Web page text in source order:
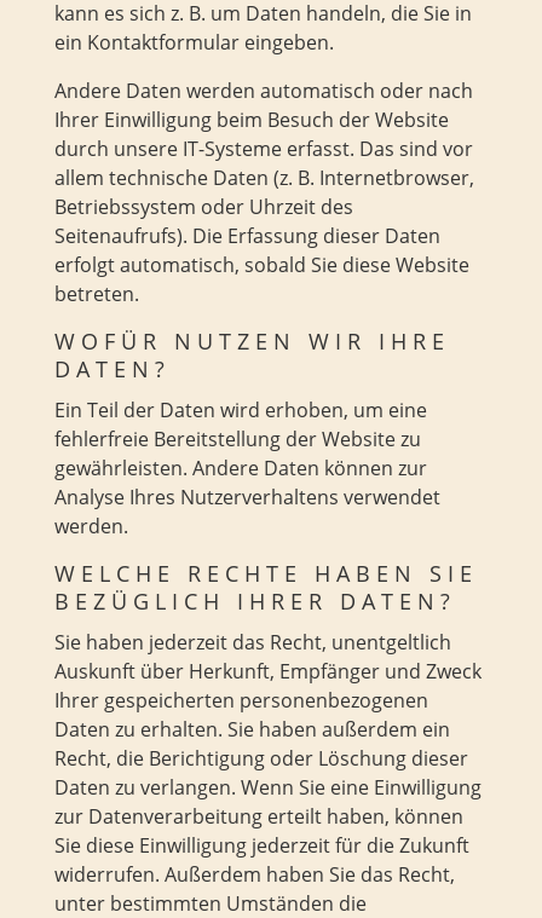
kann es sich z. B. um Daten handeln, die Sie in
ein Kontaktformular eingeben.
Andere Daten werden automatisch oder nach
Ihrer Einwilligung beim Besuch der Website
durch unsere IT-Systeme erfasst. Das sind vor
allem technische Daten (z. B. Internetbrowser,
Betriebssystem oder Uhrzeit des
Seitenaufrufs). Die Erfassung dieser Daten
erfolgt automatisch, sobald Sie diese Website
betreten.
WOFÜR NUTZEN WIR IHRE
DATEN?
Ein Teil der Daten wird erhoben, um eine
fehlerfreie Bereitstellung der Website zu
gewährleisten. Andere Daten können zur
Analyse Ihres Nutzerverhaltens verwendet
werden.
WELCHE RECHTE HABEN SIE
BEZÜGLICH IHRER DATEN?
Sie haben jederzeit das Recht, unentgeltlich
Auskunft über Herkunft, Empfänger und Zweck
Ihrer gespeicherten personenbezogenen
Daten zu erhalten. Sie haben außerdem ein
Recht, die Berichtigung oder Löschung dieser
Daten zu verlangen. Wenn Sie eine Einwilligung
zur Datenverarbeitung erteilt haben, können
Sie diese Einwilligung jederzeit für die Zukunft
widerrufen. Außerdem haben Sie das Recht,
unter bestimmten Umständen die